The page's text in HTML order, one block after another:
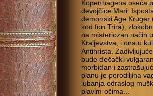
Kopenhagena oseća
devojčice Meri.
demonski Age Kruger
kod fon Trira),
na misteriozan način
Kraljevstva, i ona u
Antihrista.
bude dečački-
morbidan i
planu je porodiljina
lubanja odraslog
plavim očima...